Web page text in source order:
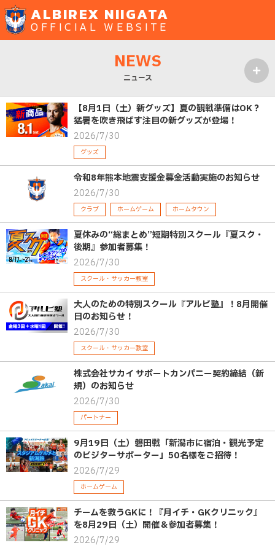
ALBIREX NIIGATA
OFFICIAL WEBSITE
NEWS
ニュース
【8月1日（土）新グッズ】夏の観戦準備はOK？
猛暑を吹き飛ばす注目の新グッズが登場！
2026/7/30
グッズ
令和8年熊本地震支援金募金活動実施のお知らせ
2026/7/30
クラブ ホームゲーム ホームタウン
夏休みの“総まとめ”短期特別スクール『夏スク・
後期』参加者募集！
2026/7/30
スクール・サッカー教室
大人のための特別スクール『アルビ塾』！8月開催
日のお知らせ！
2026/7/30
スクール・サッカー教室
株式会社サカイ サポートカンパニー契約締結（新
規）のお知らせ
2026/7/30
パートナー
9月19日（土）磐田戦「新潟市に宿泊・観光予定
のビジターサポーター」50名様をご招待！
2026/7/29
ホームゲーム
チームを救うGKに！『月イチ・GKクリニック』
を8月29日（土）開催＆参加者募集！
2026/7/29